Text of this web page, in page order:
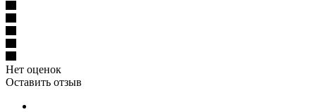
Нет оценок
Оставить отзыв